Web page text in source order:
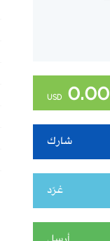
0.00
USD
شارك
غرّد